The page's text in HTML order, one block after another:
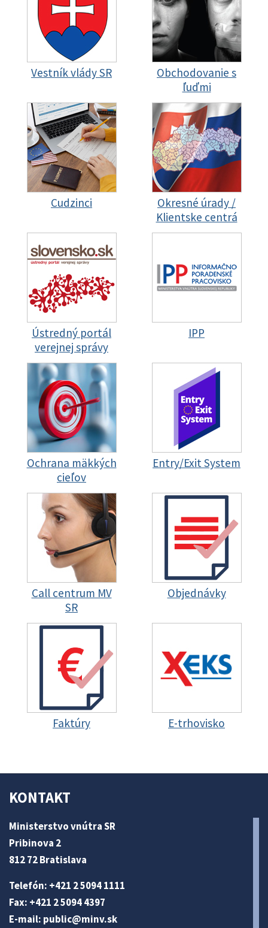
Vestník vlády SR
Obchodovanie s
ľuďmi
Cudzinci
Okresné úrady /
Klientske centrá
Ústredný portál
verejnej správy
IPP
Ochrana mäkkých
cieľov
Entry/Exit System
Call centrum MV
SR
Objednávky
Faktúry E-trhovisko
KONTAKT
Ministerstvo vnútra SR
Pribinova 2
812 72 Bratislava
Telefón: +421 2 5094 1111
Fax: +421 2 5094 4397
E-mail: public@minv.sk